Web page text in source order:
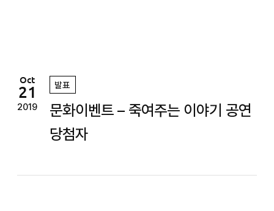
Oct
21
2019
발표
문화이벤트 – 죽여주는 이야기 공연
당첨자